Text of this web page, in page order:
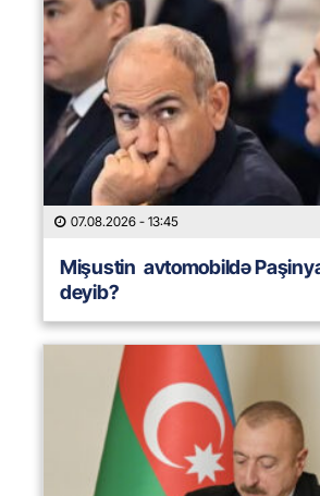
07.08.2026 - 13:45
Mişustin avtomobildə
deyib?